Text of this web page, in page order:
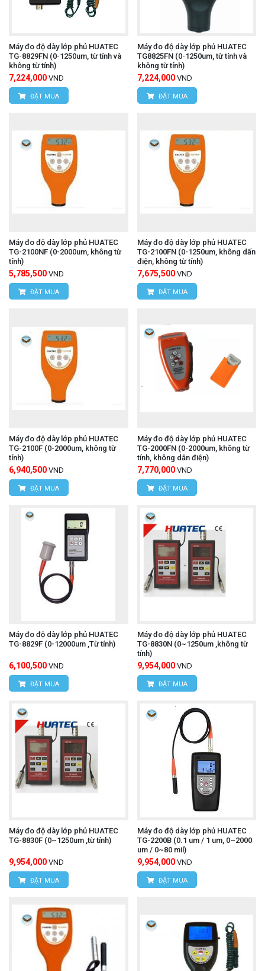
Máy đo độ dày lớp phủ HUATEC
TG-8829FN (0-1250um, từ tính và
không từ tính)
7,224,000 VND
ĐẶT MUA
Máy đo độ dày lớp phủ HUATEC
TG8825FN (0-1250um, từ tính và
không từ tính)
7,224,000 VND
ĐẶT MUA
Máy đo độ dày lớp phủ HUATEC
TG-2100NF (0-2000um, không từ
tính)
5,785,500 VND
ĐẶT MUA
Máy đo độ dày lớp phủ HUATEC
TG-2100FN (0-1250um, không dấn
điện, không từ tính)
7,675,500 VND
ĐẶT MUA
Máy đo độ dày lớp phủ HUATEC
TG-2100F (0-2000um, không từ
tính)
6,940,500 VND
ĐẶT MUA
Máy đo độ dày lớp phủ HUATEC
TG-2000FN (0-2000um, không từ
tính, không dẫn điện)
7,770,000 VND
ĐẶT MUA
Máy đo độ dày lớp phủ HUATEC
TG-8829F (0-12000um ,Từ tính)
6,100,500 VND
ĐẶT MUA
Máy đo độ dày lớp phủ HUATEC
TG-8830N (0~1250um ,không từ
tính)
9,954,000 VND
ĐẶT MUA
Máy đo độ dày lớp phủ HUATEC
TG-8830F (0~1250um ,từ tính)
9,954,000 VND
ĐẶT MUA
Máy đo độ dày lớp phủ HUATEC
TG-2200B (0.1 um / 1 um, 0~2000
um / 0~80 mil)
9,954,000 VND
ĐẶT MUA